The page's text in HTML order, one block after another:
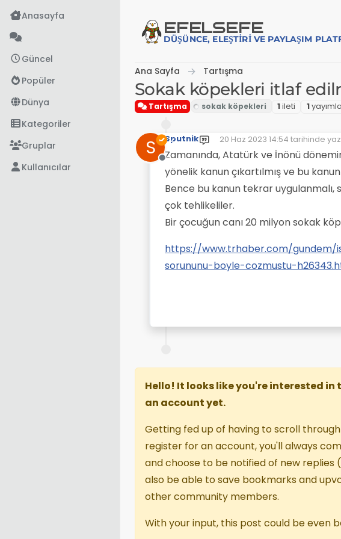
İçeriğe atla
Anasayfa
Güncel
Popüler
Dünya
Kategoriler
Gruplar
Kullanıcılar
EFELSEFE
DÜŞÜNCE, ELEŞTIRI VE PAYLAŞIM
Ana Sayfa Tartışma
Sokak köpekleri itlaf
Tartışma 1i̇leti 1
S
Çevrimdışı
Sputnik 20 Haz 2023 14:54 tarihinde
Son düzenleyen:
Zamanında, Atatürk ve İnönü
yönelik kanun çıkartılmış ve bu
Bence bu kanun tekrar
çok tehlikeliler.
Bir çocuğun canı 20 milyon sokak
https://www.trhaber.com/gundem/
sorununu-boyle-cozmustu-
Hello! It looks like you're interested
an account yet.
Getting fed up of having to scroll
register for an account, you'll always
and choose to be notified of new replies
also be able to save bookmarks and
other community members.
With your input, this post could be even